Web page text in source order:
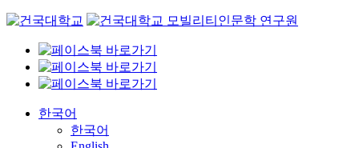
Skip
content
한국어
한국어